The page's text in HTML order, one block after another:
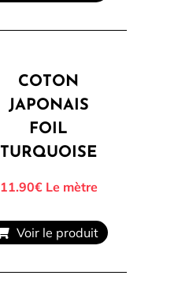
COTON
JAPONAIS
FOIL
TURQUOISE
11.90€Le mètre
Voir le produit